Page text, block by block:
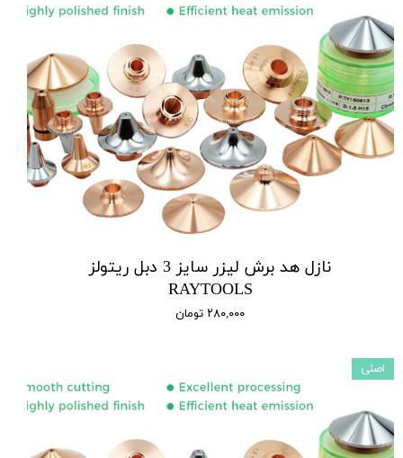
نازل هد برش لیزر سایز 3 دبل ریتولز
RAYTOOLS
۲۸۰,۰۰۰ تومان
اصلی